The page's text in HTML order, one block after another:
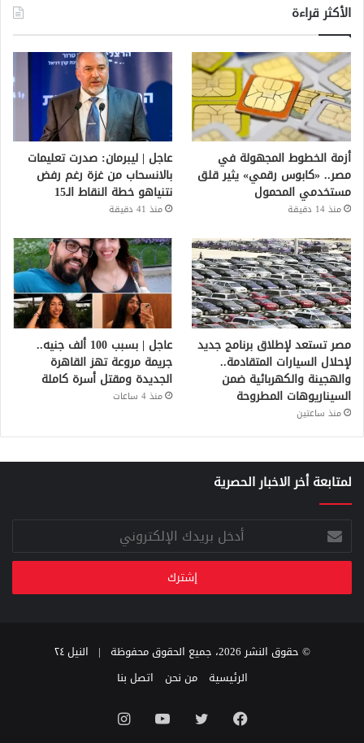
الأكثر قراءة
أزمة الخطوط المجهولة في
مصر.. «كابوس رقمي» يثير قلق
مستخدمي المحمول
منذ 14 دقيقة
عاجل | ليبرمان: صدرت تعليمات
بالانسحاب من غزة رغم رفض
نتنياهو خطة النقاط الـ15
منذ 41 دقيقة
مصر تستعد لإطلاق برنامج جديد
لإحلال السيارات المتقادمة..
والهجينة والكهربائية ضمن
السيناريوهات المطروحة
منذ ساعتين
عاجل | بسبب 100 ألف جنيه..
جريمة مروعة تهز القاهرة
الجديدة ومقتل أسرة كاملة
منذ 4 ساعات
لمتابعة أخر الاخبار الحصرية
أدخل
بريدك
الإلكتروني
© حقوق النشر 2026، جميع الحقوق محفوظة |
النيل ٢٤
الرئيسية
من نحن اتصل بنا
فيسبوك تويتر يوتيوب